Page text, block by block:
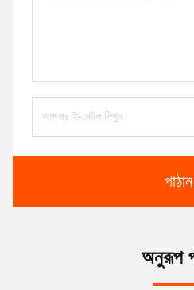
পাঠান
অনুরূপ